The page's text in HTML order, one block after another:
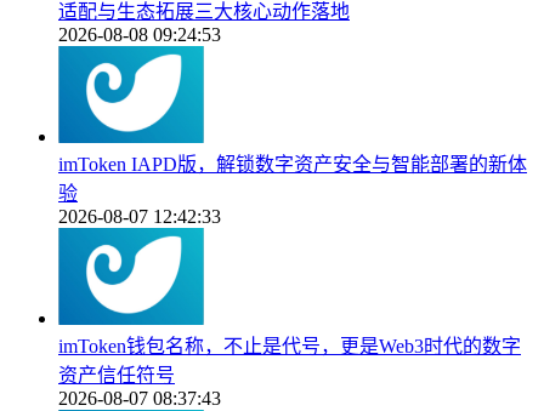
适配与生态拓展三大核心动作落地
2026-08-08 09:24:53
imToken IAPD版，解锁数字资产安全与智能部署的新体
验
2026-08-07 12:42:33
imToken钱包名称，不止是代号，更是Web3时代的数字
资产信任符号
2026-08-07 08:37:43